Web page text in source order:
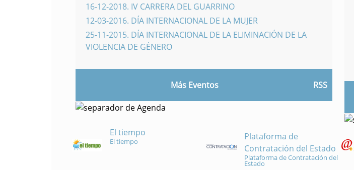
16-12-2018. IV CARRERA DEL GUARRINO
12-03-2016. DÍA INTERNACIONAL DE LA MUJER
25-11-2015. DÍA INTERNACIONAL DE LA ELIMINACIÓN DE LA
VIOLENCIA DE GÉNERO
Más Eventos RSS
El tiempo
El tiempo
Plataforma de
Contratación del Estado
Plataforma de Contratación del
Estado